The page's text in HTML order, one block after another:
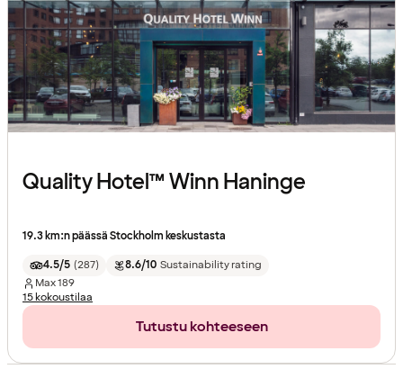
Quality Hotel™ Winn Haninge
19.3 km:n päässä Stockholm keskustasta
4.5/5 (287) 8.6/10 Sustainability rating
Max189
15 kokoustilaa
Tutustu kohteeseen